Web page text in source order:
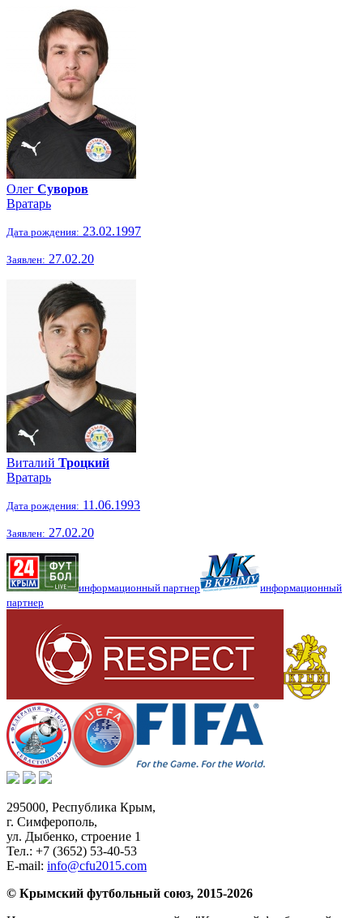
Олег Суворов
Вратарь
Дата рождения: 23.02.1997
Заявлен: 27.02.20
Виталий Троцкий
Вратарь
Дата рождения: 11.06.1993
Заявлен: 27.02.20
информационный партнер
информационный
партнер
295000, Республика Крым,
г. Симферополь,
ул. Дыбенко, строение 1
Тел.: +7 (3652) 53-40-53
E-mail: info@cfu2015.com
© Крымский футбольный союз, 2015-2026